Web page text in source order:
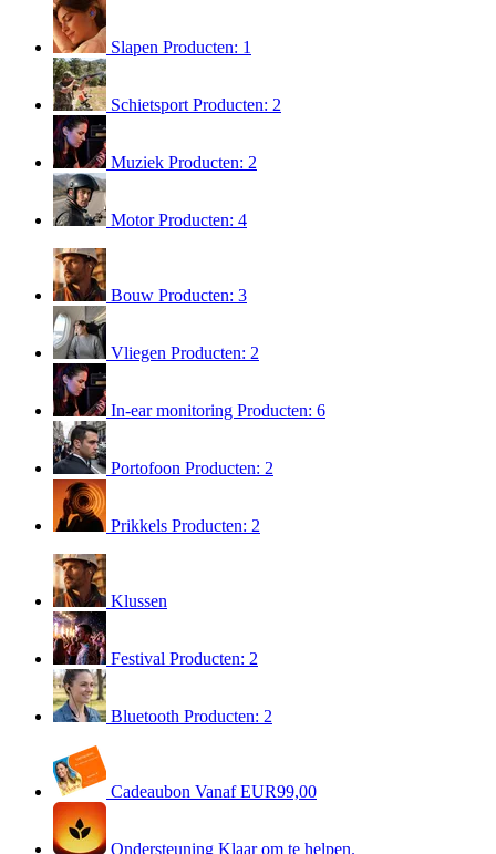
Slapen Producten: 1
Schietsport Producten: 2
Muziek Producten: 2
MotorProducten: 4
Bouw Producten: 3
Vliegen Producten: 2
In-ear monitoring Producten: 6
Portofoon Producten: 2
Prikkels Producten: 2
Klussen
Festival Producten: 2
Bluetooth Producten: 2
Cadeaubon Vanaf EUR99,00
Ondersteuning Klaar om te helpen.